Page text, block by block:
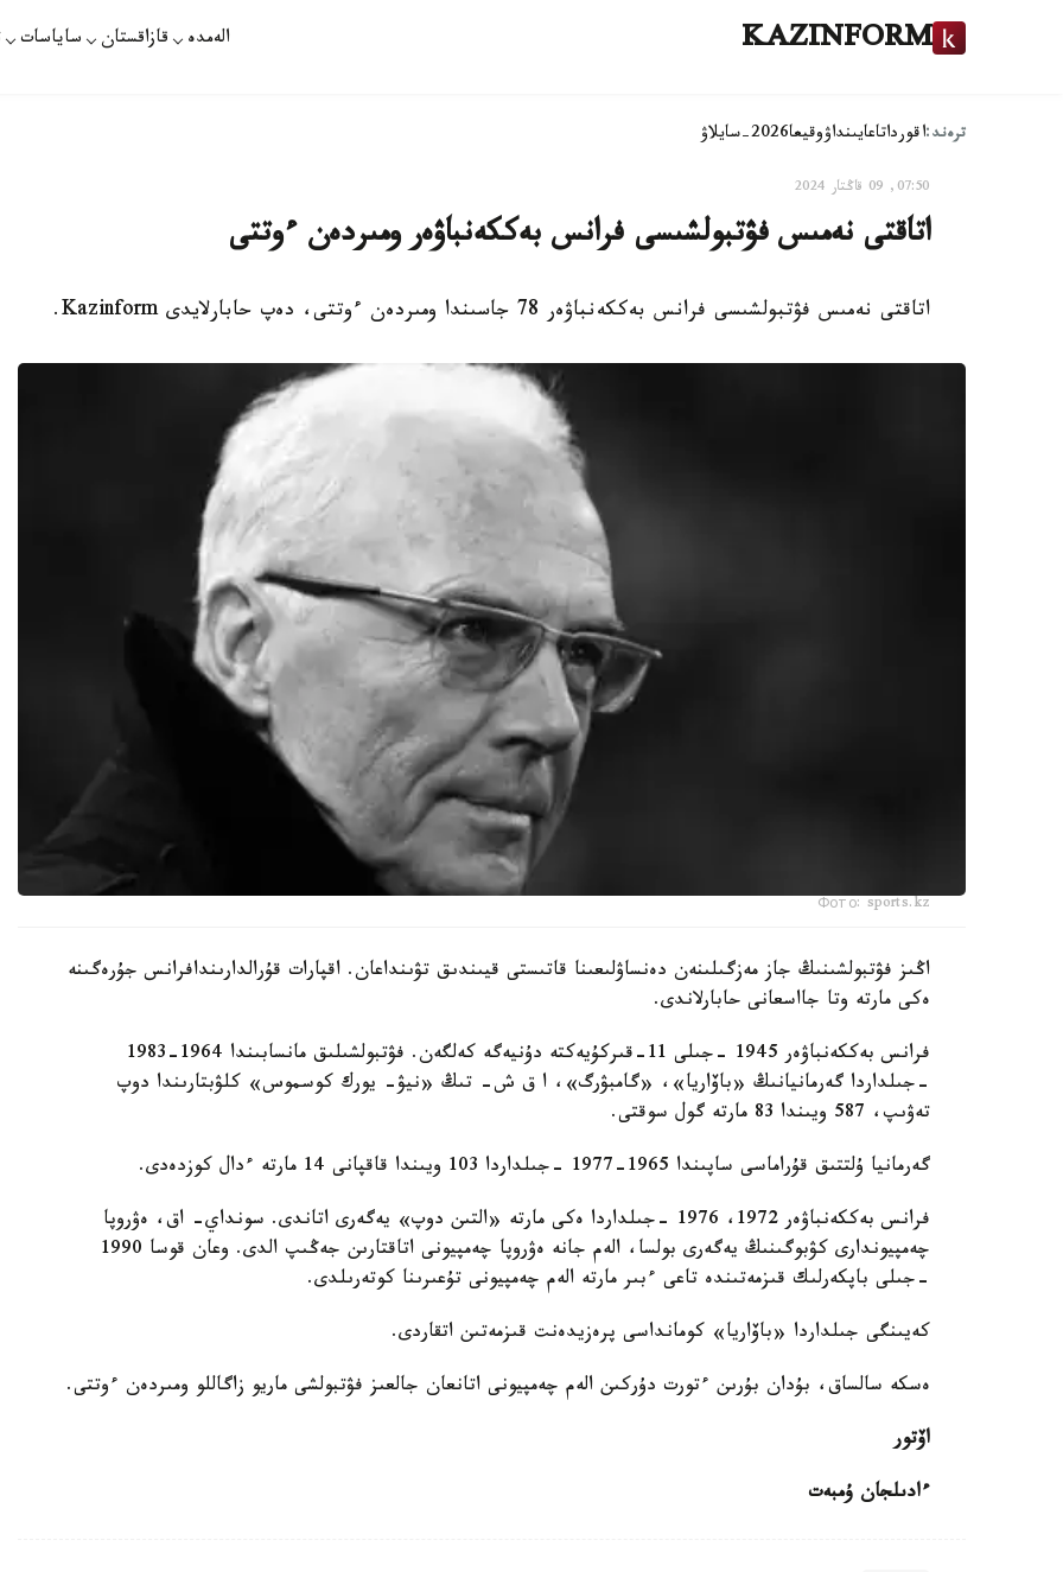
KAZINFORM الەمدە قازاقستان ساياسات
ترەند:اقورداتاعايىنداۋوقيعا2026-سايلاۋ
07:50, 09 قاڭتار 2024
اتاقتى نەمىس فۋتبولشىسى فرانس بەككەنباۋەر ومىردەن ءوتتى
اتاقتى نەمىس فۋتبولشىسى فرانس بەككەنباۋەر 78 جاسىندا ومىردەن ءوتتى، دەپ حابارلايدى Kazinform.
Фото: sports.kz
اڭىز فۋتبولشىنىڭ جاز مەزگىلىنەن دەنساۋلىعىنا قاتىستى قيىندىق تۋىنداعان. اقپارات قۇرالدارىندافرانس جۇرەگىنە
ەكى مارتە وتا جااسعانى حابارلاندى.
فرانس بەككەنباۋەر 1945 -جىلى 11-قىركۇيەكتە دۇنيەگە كەلگەن. فۋتبولشىلىق مانسابىندا 1964-1983
-جىلداردا گەرمانيانىڭ «باۆاريا»، «گامبۋرگ»، ا ق ش- تىڭ «نيۋ- يورك كوسموس» كلۋبتارىندا دوپ
تەۋىپ، 587 ويىندا 83 مارتە گول سوقتى.
گەرمانيا ۇلتتىق قۇراماسى ساپىندا 1965-1977 -جىلداردا 103 ويىندا قاقپانى 14 مارتە ءدال كوزدەدى.
فرانس بەككەنباۋەر 1972، 1976 -جىلداردا ەكى مارتە «التىن دوپ» يەگەرى اتاندى. سونداي- اق، ەۋروپا
چەمپيوندارى كۋبوگىنىڭ يەگەرى بولسا، الەم جانە ەۋروپا چەمپيونى اتاقتارىن جەڭىپ الدى. وعان قوسا 1990
-جىلى باپكەرلىك قىزمەتىندە تاعى ءبىر مارتە الەم چەمپيونى تۇعىرىنا كوتەرىلدى.
كەيىنگى جىلداردا «باۆاريا» كومانداسى پرەزيدەنت قىزمەتىن اتقاردى.
ەسكە سالساق، بۇدان بۇرىن ءتورت دۇركىن الەم چەمپيونى اتانعان جالعىز فۋتبولشى ماريو زاگاللو ومىردەن ءوتتى.
اۆتور
ءادىلجان ۇمبەت